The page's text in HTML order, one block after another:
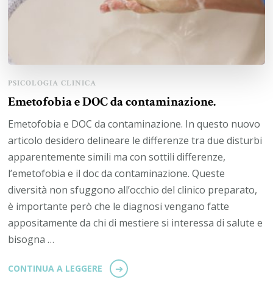
PSICOLOGIA CLINICA
Emetofobia e DOC da contaminazione.
Emetofobia e DOC da contaminazione. In questo nuovo
articolo desidero delineare le differenze tra due disturbi
apparentemente simili ma con sottili differenze,
l’emetofobia e il doc da contaminazione. Queste
diversità non sfuggono all’occhio del clinico preparato,
è importante però che le diagnosi vengano fatte
appositamente da chi di mestiere si interessa di salute e
bisogna …
CONTINUA A LEGGERE